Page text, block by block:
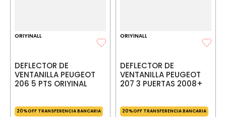
ORIYINALL
DEFLECTOR DE
VENTANILLA PEUGEOT
206 5 PTS ORIYINAL
20%OFF TRANSFERENCIA BANCARIA
ORIYINALL
DEFLECTOR DE
VENTANILLA PEUGEOT
207 3 PUERTAS 2008+
20%OFF TRANSFERENCIA BANCARIA